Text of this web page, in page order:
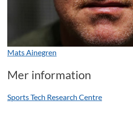
Mats Ainegren
Mer information
Sports Tech Research Centre